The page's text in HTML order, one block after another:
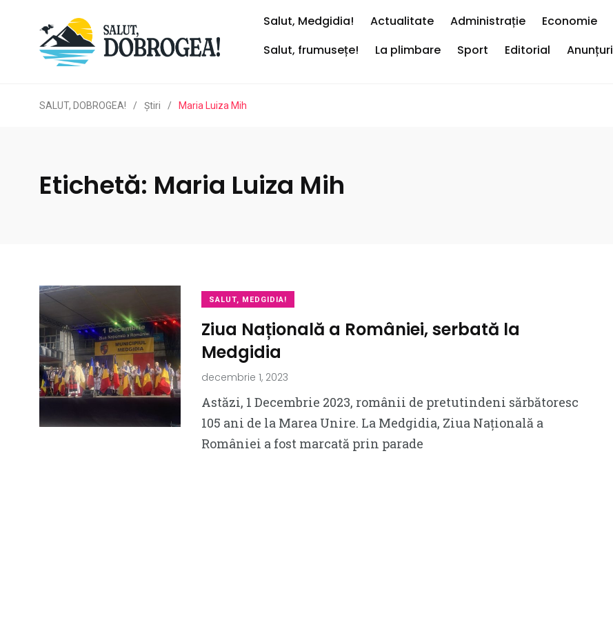
Salut, Medgidia! Actualitate Administrație Economie
Salut, frumusețe!
La plimbare Sport Editorial Anunțuri
SALUT, DOBROGEA! / Ştiri / Maria Luiza Mih
Etichetă: Maria Luiza Mih
SALUT, MEDGIDIA!
Ziua Națională a României, serbată la
Medgidia
decembrie 1, 2023
Astăzi, 1 Decembrie 2023, românii de pretutindeni sărbătoresc
105 ani de la Marea Unire. La Medgidia, Ziua Națională a
României a fost marcată prin parade